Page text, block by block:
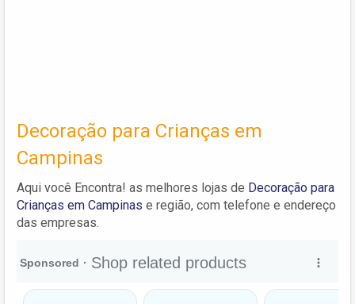
Decoração para Crianças em
Campinas
Aqui você Encontra! as melhores lojas de Decoração para
Crianças em Campinas e região, com telefone e endereço
das empresas.